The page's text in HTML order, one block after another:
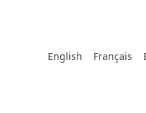
English Français